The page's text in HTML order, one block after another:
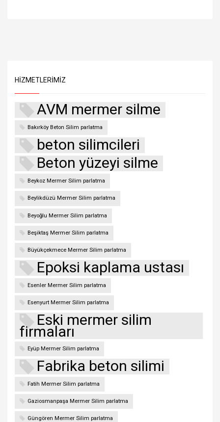
HIZMETLERIMIZ
AVM mermer silme
Bakırköy Beton Silim parlatma
beton silimcileri
Beton yüzeyi silme
Beykoz Mermer Silim parlatma
Beylikdüzü Mermer Silim parlatma
Beyoğlu Mermer Silim parlatma
Beşiktaş Mermer Silim parlatma
Büyükçekmece Mermer Silim parlatma
Epoksi kaplama ustası
Esenler Mermer Silim parlatma
Esenyurt Mermer Silim parlatma
Eski mermer silim
firmaları
Eyüp Mermer Silim parlatma
Fabrika beton silimi
Fatih Mermer Silim parlatma
Gaziosmanpaşa Mermer Silim parlatma
Güngören Mermer Silim parlatma